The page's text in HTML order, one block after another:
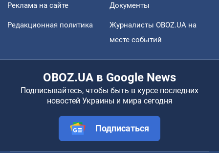
Реклама на сайте Документы
Редакционная политика
Журналисты OBOZ.UA на
месте событий
OBOZ.UA в Google News
Подписывайтесь, чтобы быть в курсе последних
новостей Украины и мира сегодня
Подписаться